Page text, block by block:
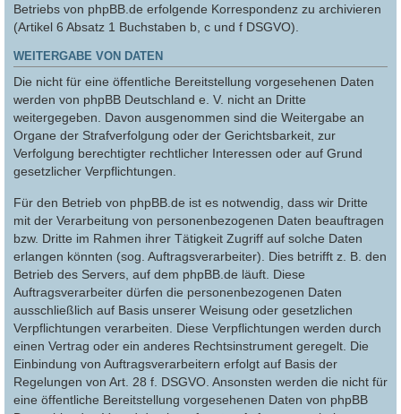
Betriebs von phpBB.de erfolgende Korrespondenz zu archivieren
(Artikel 6 Absatz 1 Buchstaben b, c und f DSGVO).
WEITERGABE VON DATEN
Die nicht für eine öffentliche Bereitstellung vorgesehenen Daten
werden von phpBB Deutschland e. V. nicht an Dritte
weitergegeben. Davon ausgenommen sind die Weitergabe an
Organe der Strafverfolgung oder der Gerichtsbarkeit, zur
Verfolgung berechtigter rechtlicher Interessen oder auf Grund
gesetzlicher Verpflichtungen.
Für den Betrieb von phpBB.de ist es notwendig, dass wir Dritte
mit der Verarbeitung von personenbezogenen Daten beauftragen
bzw. Dritte im Rahmen ihrer Tätigkeit Zugriff auf solche Daten
erlangen könnten (sog. Auftragsverarbeiter). Dies betrifft z. B. den
Betrieb des Servers, auf dem phpBB.de läuft. Diese
Auftragsverarbeiter dürfen die personenbezogenen Daten
ausschließlich auf Basis unserer Weisung oder gesetzlichen
Verpflichtungen verarbeiten. Diese Verpflichtungen werden durch
einen Vertrag oder ein anderes Rechtsinstrument geregelt. Die
Einbindung von Auftragsverarbeitern erfolgt auf Basis der
Regelungen von Art. 28 f. DSGVO. Ansonsten werden die nicht für
eine öffentliche Bereitstellung vorgesehenen Daten von phpBB